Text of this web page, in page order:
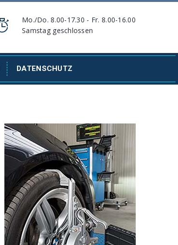
Mo./Do. 8.00-17.30 - Fr. 8.00-16.00
Samstag geschlossen
DATENSCHUTZ